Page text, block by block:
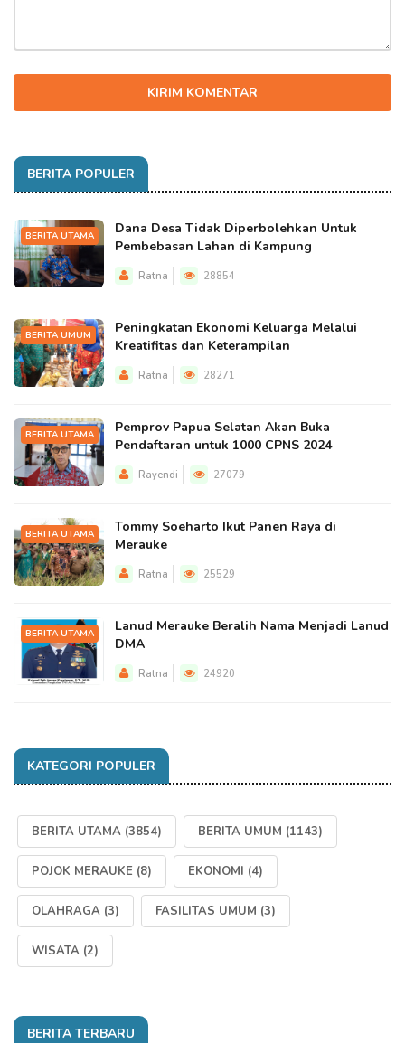
KIRIM KOMENTAR
BERITA POPULER
BERITA UTAMA
Dana Desa Tidak Diperbolehkan Untuk
Pembebasan Lahan di Kampung
Ratna 28854
BERITA UMUM
Peningkatan Ekonomi Keluarga Melalui
Kreatifitas dan Keterampilan
Ratna 28271
BERITA UTAMA
Pemprov Papua Selatan Akan Buka
Pendaftaran untuk 1000 CPNS 2024
Rayendi 27079
BERITA UTAMA
Tommy Soeharto Ikut Panen Raya di
Merauke
Ratna 25529
BERITA UTAMA
Lanud Merauke Beralih Nama Menjadi Lanud
DMA
Ratna 24920
KATEGORI POPULER
BERITA UTAMA (3854) BERITA UMUM (1143)
POJOK MERAUKE (8) EKONOMI (4)
OLAHRAGA (3) FASILITAS UMUM (3)
WISATA (2)
BERITA TERBARU